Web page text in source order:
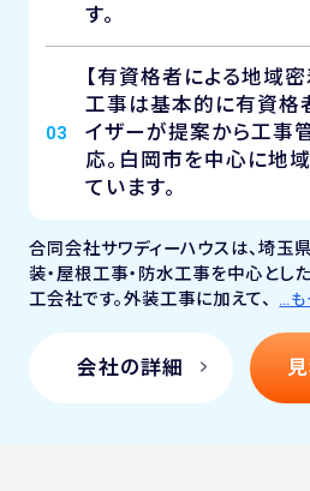
す。
03
【有資格者による地域密
工事は基本的に有資格
イザーが提案から工事
応。白岡市を中心に地
ています。
合同会社サワディーハウスは、埼玉
装・屋根工事・防水工事を中心とし
工会社です。外装工事に加えて、
…も
会社の詳細